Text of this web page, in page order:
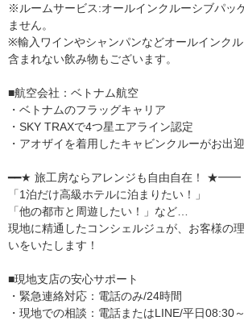
※ルームサービス:オールインクルーシブパッ
ません。
※輸入ワインやシャンパンなどオールインク
含まれない飲み物もございます。
■航空会社：ベトナム航空
・ベトナムのフラッグキャリア
・SKY TRAXで4つ星エアライン認定
・アオザイを着用したキャビンクルーがお出迎
━━★ 旅工房ならアレンジも自由自在！ ★━━
「1泊だけ高級ホテルに泊まりたい！」
「他の都市と周遊したい！」など…
現地に精通したコンシェルジュが、お客様の
いをいたします！
■現地支店の安心サポート
・緊急連絡対応：電話のみ/24時間
・現地での相談：電話またはLINE/平日08:30